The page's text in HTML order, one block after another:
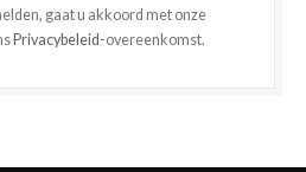
gaat u akkoord met onze
Privacybeleid-overeenkomst.